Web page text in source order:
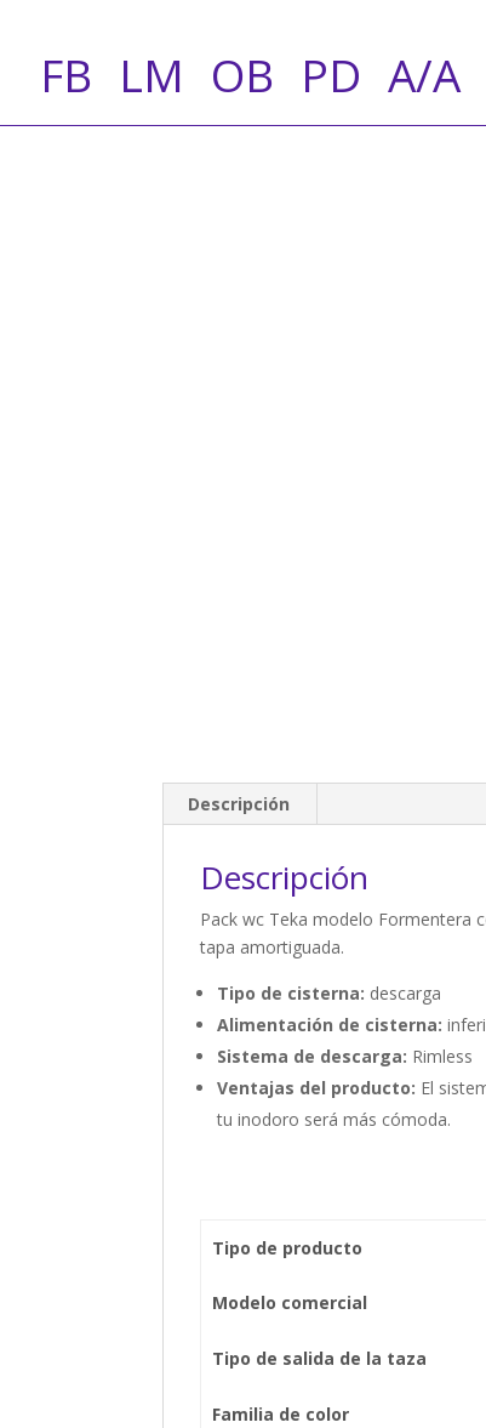
FB LM OB PD A/A
Descripción
Descripción
Pack wc Teka modelo Formentera
tapa amortiguada.
Tipo de cisterna: descarga
Alimentación de cisterna:
Sistema de descarga: Rimless
Ventajas del producto: El
tu inodoro será más cómoda.
Tipo de producto
Modelo comercial
Tipo de salida de la taza
Familia de color